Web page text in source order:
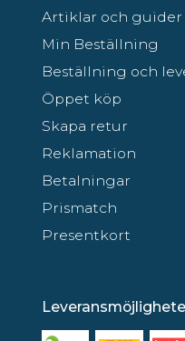
Artiklar och guider
Min Beställning
Beställning och
Öppet köp
Skapa retur
Reklamation
Betalningar
Prismatch
Presentkort